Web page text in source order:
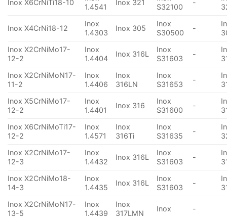
Inox X6CrNiTi18-10
1.4541
Inox 321
S32100
-
Inox X4CrNi18-12
Inox
1.4303
Inox 305
Inox
S30500
-
Inox X2CrNiMo17-
12-2
Inox
1.4404
Inox 316L
Inox
S31603
-
Inox X2CrNiMoN17-
11-2
Inox
1.4406
Inox
316LN
Inox
S31653
-
Inox X5CrNiMo17-
12-2
Inox
1.4401
Inox 316
Inox
S31600
-
Inox X6CrNiMoTi17-
12-2
Inox
1.4571
Inox
316Ti
Inox
S31635
-
Inox X2CrNiMo17-
12-3
Inox
1.4432
Inox 316L
Inox
S31603
-
Inox X2CrNiMo18-
14-3
Inox
1.4435
Inox 316L
Inox
S31603
-
Inox X2CrNiMoN17-
13-5
Inox
1.4439
Inox
317LMN
Inox -